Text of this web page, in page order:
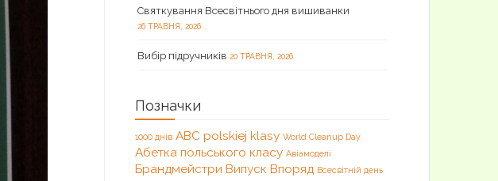
Святкування Всесвітнього дня вишиванки
26 ТРАВНЯ, 2026
Вибір підручників 20 ТРАВНЯ, 2026
Позначки
1000 днів ABC polskiej klasy World Cleanup Day
Абетка польського класу Авіамоделі
Брандмейстри Випуск Впоряд Всесвітній день